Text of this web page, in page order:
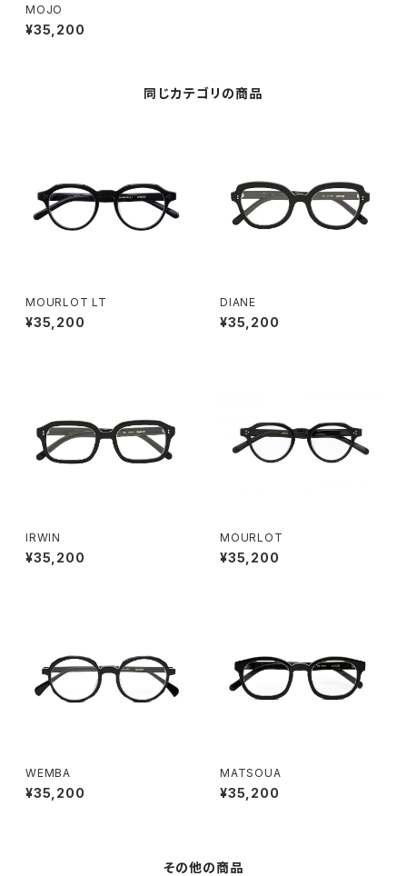
MOJO
¥35,200
同じカテゴリの商品
MOURLOT LT
¥35,200
DIANE
¥35,200
IRWIN
¥35,200
MOURLOT
¥35,200
WEMBA
¥35,200
MATSOUA
¥35,200
その他の商品